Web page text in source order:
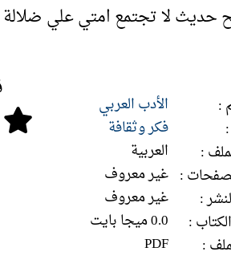
:
الأدب العربي
فكر وثقافة
:
العربية
: غير معروف
:
غير معروف
:
0.0 ميجا بايت
:
PDF